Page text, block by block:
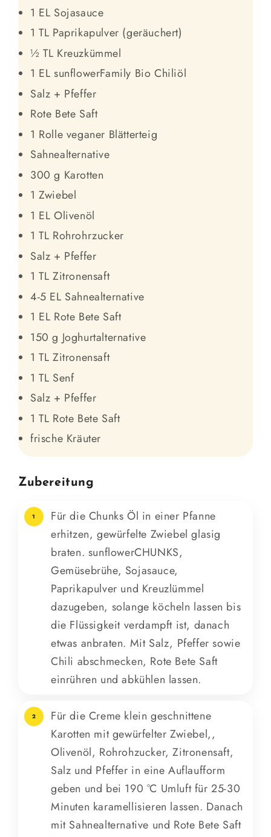
1 EL Sojasauce
1 TL Paprikapulver (geräuchert)
½ TL Kreuzkümmel
1 EL sunflowerFamily Bio Chiliöl
Salz + Pfeffer
Rote Bete Saft
1 Rolle veganer Blätterteig
Sahnealternative
300 g Karotten
1 Zwiebel
1 EL Olivenöl
1 TL Rohrohrzucker
Salz + Pfeffer
1 TL Zitronensaft
4-5 EL Sahnealternative
1 EL Rote Bete Saft
150 g Joghurtalternative
1 TL Zitronensaft
1 TL Senf
Salz + Pfeffer
1 TL Rote Bete Saft
frische Kräuter
Zubereitung
1
Für die Chunks Öl in einer Pfanne
erhitzen, gewürfelte Zwiebel glasig
braten. sunflowerCHUNKS,
Gemüsebrühe, Sojasauce,
Paprikapulver und Kreuzlümmel
dazugeben, solange köcheln lassen bis
die Flüssigkeit verdampft ist, danach
etwas anbraten. Mit Salz, Pfeffer sowie
Chili abschmecken, Rote Bete Saft
einrühren und abkühlen lassen.
2
Für die Creme klein geschnittene
Karotten mit gewürfelter Zwiebel,,
Olivenöl, Rohrohzucker, Zitronensaft,
Salz und Pfeffer in eine Auflaufform
geben und bei 190 °C Umluft für 25-30
Minuten karamellisieren lassen. Danach
mit Sahnealternative und Rote Bete Saft